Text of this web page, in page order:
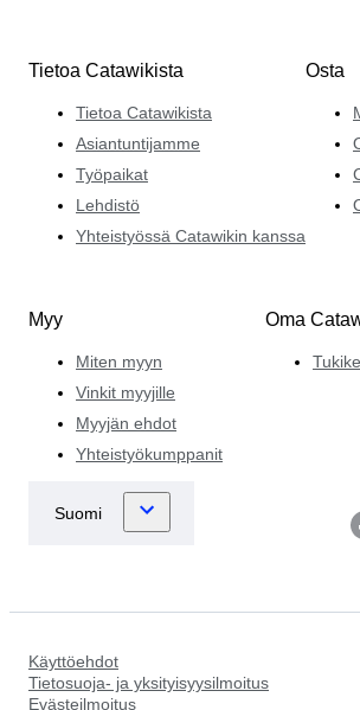
Tietoa Catawikista
Tietoa Catawikista
Asiantuntijamme
Työpaikat
Lehdistö
Yhteistyössä Catawikin kanssa
Osta
Myy
Miten myyn
Vinkit myyjille
Myyjän ehdot
Yhteistyökumppanit
Oma
Käyttöehdot
Tietosuoja- ja yksityisyysilmoitus
Evästeilmoitus